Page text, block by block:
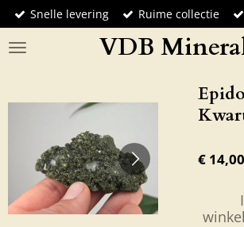
Ga
direct
naar
VDB
Snelle levering Ruime collectie
€ 14,00